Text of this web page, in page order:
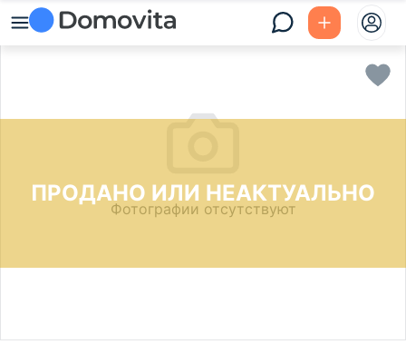
ПРОДАНО ИЛИ НЕАКТУАЛЬНО
Фотографии отсутствуют